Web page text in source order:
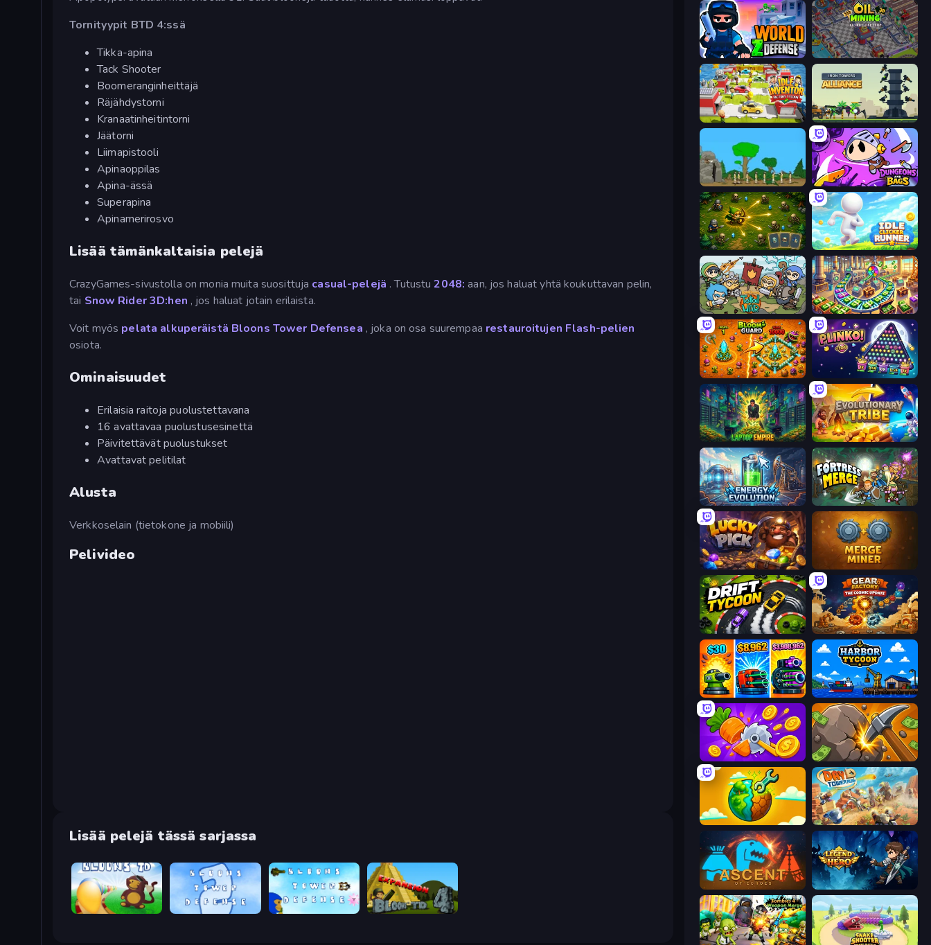
Tornityypit BTD 4:ssä
Tikka-apina
Tack Shooter
Boomeranginheittäjä
Räjähdystorni
Kranaatinheitintorni
Jäätorni
Liimapistooli
Apinaoppilas
Apina-ässä
Superapina
Apinamerirosvo
Lisää tämänkaltaisia pelejä
CrazyGames-sivustolla on monia muita suosittuja casual-pelejä . Tutustu2048: aan, jos haluat yhtä koukuttavan pelin,
tai Snow Rider 3D:hen , jos haluat jotain erilaista.
Voit myös pelata alkuperäistä Bloons Tower Defensea , joka on osa suurempaa restauroitujen Flash-pelien
osiota.
Ominaisuudet
Erilaisia raitoja puolustettavana
16 avattavaa puolustusesinettä
Päivitettävät puolustukset
Avattavat pelitilat
Alusta
Verkkoselain (tietokone ja mobiili)
Pelivideo
Lisää pelejä tässä sarjassa
Bloons Tower Defense Bloons Tower Defense 4 Expansion
World Z Defense - Zombie Defense Oil Mining 3D: Petrol Factory
Idle Inventor Iron Towers Alliance
Age Of War Dungeons and Bags
Tiny Ranger Idle Clicker Runner
Raid Heroes: Total War Money Factory: Tycoon Idle Game
BloomGuard PLINKO!
Laptop Empire Evolutionary Tribe
Energy Evolution Fortress Merge
Lucky Pick Merge Miner
Drift Tycoon Gear Factory
Pumpkin Defense: Merge Cannon Harbor Tycoon
Farm Ring Idle Mine Clicker
Land Explorers: Merge & Build Day D Tower Rush
Ascent of Echoes Legend of Hero